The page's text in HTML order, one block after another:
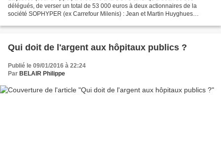
délégués, de verser un total de 53 000 euros à deux actionnaires de la
société SOPHYPER (ex Carrefour Milenis) : Jean et Martin Huyghues
Qui doit de l'argent aux hôpitaux publics ?
Publié le 09/01/2016 à 22:24
Par BELAIR Philippe